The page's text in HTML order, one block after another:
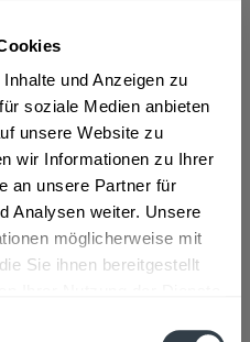
und Anzeigen zu
soziale Medien anbieten
unsere Website zu
wir Informationen zu Ihrer
an unsere Partner für
Analysen weiter. Unsere
möglicherweise mit
Sie ihnen bereitgestellt
Keltern ,Kieselbronn,
,Neulingen,Remchingen